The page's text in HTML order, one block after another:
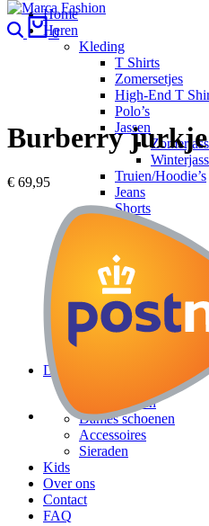
Home
Heren
Kleding
T Shirts
Zomersetjes
High-End T
Polo’s
Jassen
Truien/Hoodie’s
Jeans
Shorts
Sneakers
Accessoires
Heren tassen
Zonnebrillen
Petten
Riemen
Sieraden
Dames
Dames tassen
Dames schoenen
Accessoires
Sieraden
Kids
Over ons
Contact
FAQ
Search
0
Cart
Burberry jurkje
€ 69,95